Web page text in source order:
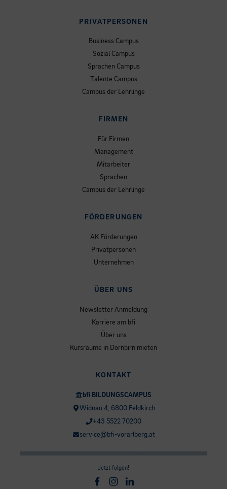
PRIVATPERSONEN
Business Campus
Sozial Campus
Sprachen Campus
Talente Campus
Campus der Lehrlinge
FIRMEN
Für Firmen
Management
Mitarbeiter
Sprachen
Campus der Lehrlinge
FÖRDERUNGEN
AK Förderungen
Privatpersonen
Unternehmen
ÜBER UNS
Newsletter Anmeldung
Karriere am bfi
Über uns
Kursräume in Dornbirn mieten
KONTAKT
bfi BILDUNGSCAMPUS
Widnau 4, 6800 Feldkirch
+43 5522 70200
service@bfi-vorarlberg.at
Jetzt folgen!
Facebook
Instagram
Linkedin